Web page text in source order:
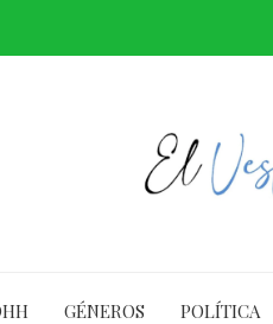
GÉNEROS POLÍTICA